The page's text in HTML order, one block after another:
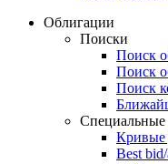
Облигации
Поиски
Поиск
Поиск
Поиск
Специальные
Кривые
Best